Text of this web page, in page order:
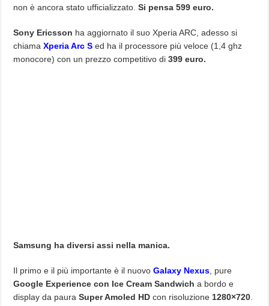
non è ancora stato ufficializzato.Si pensa 599 euro.
Sony Ericsson ha aggiornato il suo Xperia ARC, adesso si
chiama Xperia Arc Sed ha il processore più veloce (1,4 ghz
monocore) con un prezzo competitivo di399 euro.
Samsung ha diversi assi nella manica.
Il primo e il più importante è il nuovoGalaxy Nexus , pure
Google Experience con Ice Cream Sandwich a bordo e
display da pauraSuper Amoled HD con risoluzione 1280×720